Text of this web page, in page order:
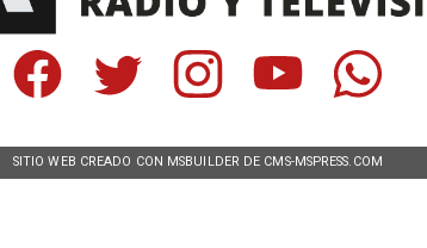
SITIO WEB CREADO CON MSBUILDER DE CMS-MSPRESS.COM